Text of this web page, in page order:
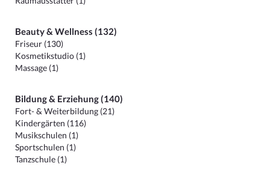
Beauty & Wellness (132)
Friseur (130)
Kosmetikstudio (1)
Massage (1)
Bildung & Erziehung (140)
Fort- & Weiterbildung (21)
Kindergärten (116)
Musikschulen (1)
Sportschulen (1)
Tanzschule (1)